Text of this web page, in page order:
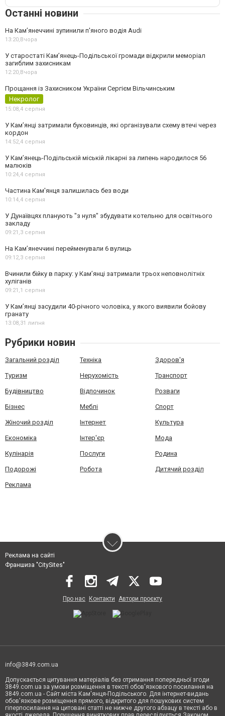
Останні новини
На Камʼянеччині зупинили п'яного водія Audi
13:20,Вчора
У старостаті Кам’янець-Подільської громади відкрили меморіал
загиблим захисникам
12:20,Вчора
Прощання із Захисником України Сергієм Вільчинським
Некролог
15:08,4 серпня
У Кам’янці затримали буковинців, які організували схему втечі через
кордон
14:52,4 серпня
У Кам’янець-Подільській міській лікарні за липень народилося 56
малюків
10:24,4 серпня
Частина Кам'янця залишилась без води
10:14,4 серпня
У Дунаївцях планують "з нуля" збудувати котельню для освітнього
закладу
09:21,3 серпня
На Камʼянеччині перейменували 6 вулиць
09:12,3 серпня
Вчинили бійку в парку: у Кам’янці затримали трьох неповнолітніх
хуліганів
09:21,1 серпня
У Камʼянці засудили 40-річного чоловіка, у якого виявили бойову
гранату
13:08,31 липня
Рубрики новин
Загальний розділ Техніка Здоров'я
Туризм Нерухомість Транспорт
Будівництво Відпочинок Розваги
Бізнес Меблі Спорт
Жіночий розділ Інтернет Культура
Економіка Інтер'єр Мода
Кулінарія Послуги Родина
Подорожі Робота Дитячий розділ
Реклама
Реклама на сайті
Франшиза "CitySites"
Про нас Контакти Автори проєкту
info@3849.com.ua
Допускається цитування матеріалів без отримання попередньої згоди
3849.com.ua за умови розміщення в тексті обов'язкового посилання на
3849.com.ua - Сайт міста Кам'янця-Подільського. Для інтернет-видань
обов'язкове розміщення прямого, відкритого для пошукових систем
гіперпосилання на цитовані статті не нижче другого абзацу в тексті або в